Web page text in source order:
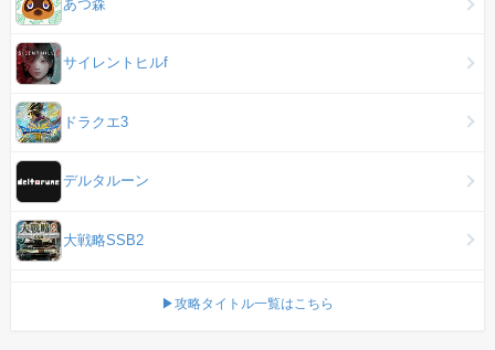
あつ森
サイレントヒルf
ドラクエ3
デルタルーン
大戦略SSB2
▶攻略タイトル一覧はこちら